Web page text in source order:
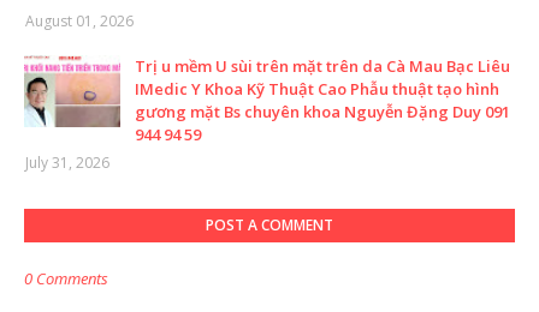
August 01, 2026
Trị u mềm U sùi trên mặt trên da Cà Mau Bạc Liêu
IMedic Y Khoa Kỹ Thuật Cao Phẫu thuật tạo hình
gương mặt Bs chuyên khoa Nguyễn Đặng Duy 091
944 94 59
July 31, 2026
POST A COMMENT
0 Comments